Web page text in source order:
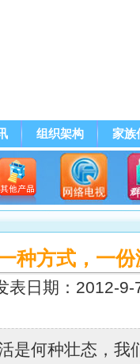
组织架构 家族
种方式，一
表日期：2012-
是何种壮态，我